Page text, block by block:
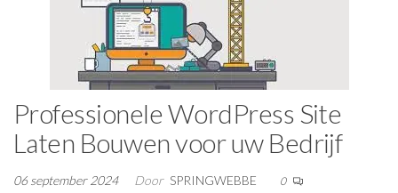
Professionele WordPress Site
Laten Bouwen voor uw Bedrijf
06 september 2024 Door SPRINGWEBBE 0